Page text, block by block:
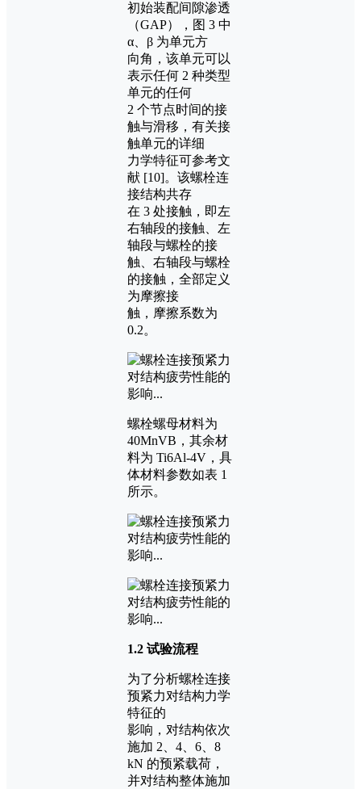
初始装配间隙渗透
（GAP），图 3 中
α、β 为单元方
向角，该单元可以
表示任何 2 种类型
单元的任何
2 个节点时间的接
触与滑移，有关接
触单元的详细
力学特征可参考文
献 [10]。该螺栓连
接结构共存
在 3 处接触，即左
右轴段的接触、左
轴段与螺栓的接
触、右轴段与螺栓
的接触，全部定义
为摩擦接
触，摩擦系数为
0.2。
螺栓螺母材料为
40MnVB，其余材
料为 Ti6Al-4V，具
体材料参数如表 1
所示。
1.2 试验流程
为了分析螺栓连接
预紧力对结构力学
特征的
影响，对结构依次
施加 2、4、6、8
kN 的预紧载荷，
并对结构整体施加